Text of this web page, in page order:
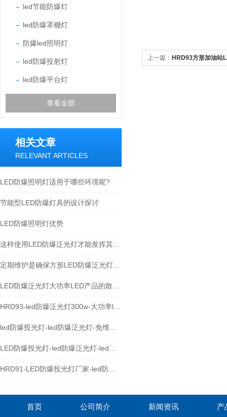
led节能防爆灯
led防爆罩棚灯
防爆led照明灯
led防爆投射灯
led防爆平台灯
查看全部
相关文章
RELEVANT ARTICLES
LED防爆照明灯适用于哪些环境呢?
节能型LED防爆灯具的设计探讨
LED防爆照明灯优势
上一篇： HRD93方形加油站
首页 公司简介 新闻资讯 产